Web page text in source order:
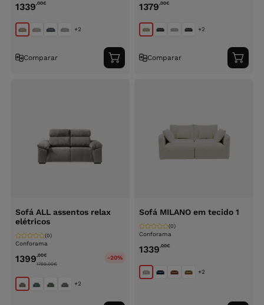
1339,00€
+2
Comparar
Adicionar
ao
1379,00€
+2
Comparar
ao
Sofá ALL assentos relax
elétricos
Conforama
(0)
1399,00€
1799.00€
-20%
+2
Sofá MILANO em tecido 1
Conforama
(0)
1339,00€
+2